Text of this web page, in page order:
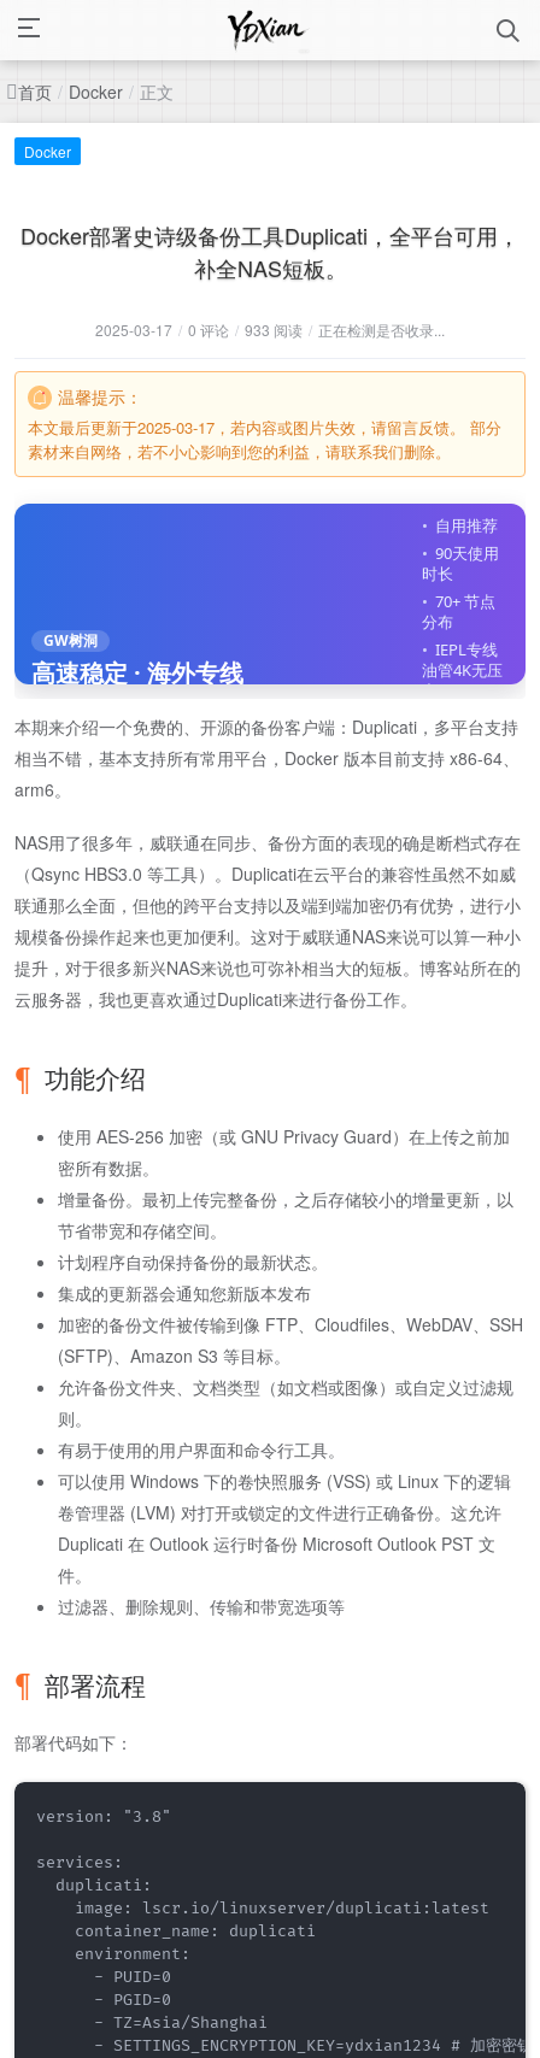
首页 / Docker / 正文
Docker
Docker部署史诗级备份工具Duplicati，全平台可用，
补全NAS短板。
2025-03-17 / 0 评论 / 933 阅读 / 正在检测是否收录...
温馨提示：
本文最后更新于2025-03-17，若内容或图片失效，请留言反馈。 部分
素材来自网络，若不小心影响到您的利益，请联系我们删除。
GW树洞
高速稳定 · 海外专线
自用推荐
90天使用
时长
70+ 节点
分布
IEPL专线
油管4K无压
力
全平台客
户端
不限制在
立即注册
本期来介绍一个免费的、开源的备份客户端：Duplicati，多平台支持
相当不错，基本支持所有常用平台，Docker 版本目前支持 x86-64、
arm6。
NAS用了很多年，威联通在同步、备份方面的表现的确是断档式存在
（Qsync HBS3.0 等工具）。Duplicati在云平台的兼容性虽然不如威
联通那么全面，但他的跨平台支持以及端到端加密仍有优势，进行小
规模备份操作起来也更加便利。这对于威联通NAS来说可以算一种小
提升，对于很多新兴NAS来说也可弥补相当大的短板。博客站所在的
云服务器，我也更喜欢通过Duplicati来进行备份工作。
功能介绍
使用 AES-256 加密（或 GNU Privacy Guard）在上传之前加
密所有数据。
增量备份。最初上传完整备份，之后存储较小的增量更新，以
节省带宽和存储空间。
计划程序自动保持备份的最新状态。
集成的更新器会通知您新版本发布
加密的备份文件被传输到像 FTP、Cloudfiles、WebDAV、SSH
(SFTP)、Amazon S3 等目标。
允许备份文件夹、文档类型（如文档或图像）或自定义过滤规
则。
有易于使用的用户界面和命令行工具。
可以使用 Windows 下的卷快照服务 (VSS) 或 Linux 下的逻辑
卷管理器 (LVM) 对打开或锁定的文件进行正确备份。这允许
Duplicati 在 Outlook 运行时备份 Microsoft Outlook PST 文
件。
过滤器、删除规则、传输和带宽选项等
部署流程
部署代码如下：
version: "3.8"
services:
  duplicati:
    image: lscr.io/linuxserver/duplicati:latest
    container_name: duplicati
    environment:
      - PUID=0
      - PGID=0
      - TZ=Asia/Shanghai
      - SETTINGS_ENCRYPTION_KEY=ydxian1234 # 加密密钥